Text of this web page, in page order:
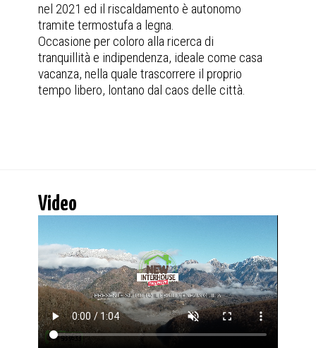
nel 2021 ed il riscaldamento è autonomo
tramite termostufa a legna.
Occasione per coloro alla ricerca di
tranquillità e indipendenza, ideale come casa
vacanza, nella quale trascorrere il proprio
tempo libero, lontano dal caos delle città.
Video